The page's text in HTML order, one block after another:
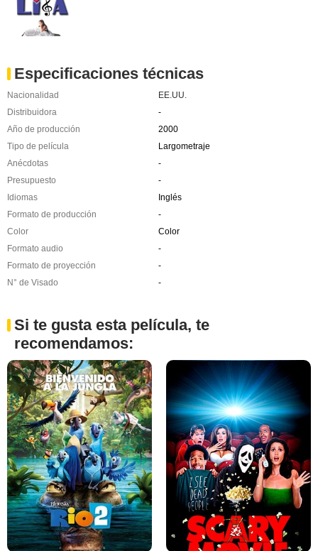
Especificaciones técnicas
Nacionalidad
EE.UU.
Distribuidora
-
Año de producción
2000
Tipo de película
Largometraje
Anécdotas
-
Presupuesto
-
Idiomas
Inglés
Formato de producción
-
Color
Color
Formato audio
-
Formato de proyección
-
N° de Visado
-
Si te gusta esta película, te
recomendamos: